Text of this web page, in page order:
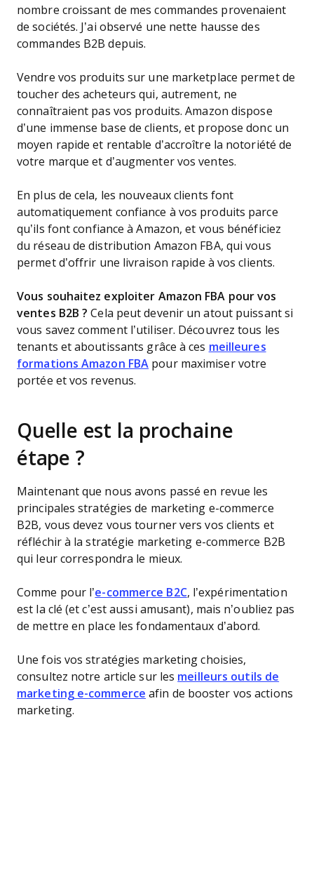
nombre croissant de mes commandes provenaient
de sociétés. J’ai observé une nette hausse des
commandes B2B depuis.
Vendre vos produits sur une marketplace permet de
toucher des acheteurs qui, autrement, ne
connaîtraient pas vos produits. Amazon dispose
d’une immense base de clients, et propose donc un
moyen rapide et rentable d’accroître la notoriété de
votre marque et d’augmenter vos ventes.
En plus de cela, les nouveaux clients font
automatiquement confiance à vos produits parce
qu’ils font confiance à Amazon, et vous bénéficiez
du réseau de distribution Amazon FBA, qui vous
permet d’offrir une livraison rapide à vos clients.
Vous souhaitez exploiter Amazon FBA pour vos
ventes B2B ? Cela peut devenir un atout puissant si
vous savez comment l’utiliser. Découvrez tous les
tenants et aboutissants grâce à ces meilleures
formations Amazon FBA pour maximiser votre
portée et vos revenus.
Quelle est la prochaine
étape ?
Maintenant que nous avons passé en revue les
principales stratégies de marketing e-commerce
B2B, vous devez vous tourner vers vos clients et
réfléchir à la stratégie marketing e-commerce B2B
qui leur correspondra le mieux.
Comme pour l’e-commerce B2C, l’expérimentation
est la clé (et c’est aussi amusant), mais n’oubliez pas
de mettre en place les fondamentaux d’abord.
Une fois vos stratégies marketing choisies,
consultez notre article sur les meilleurs outils de
marketing e-commerce afin de booster vos actions
marketing.